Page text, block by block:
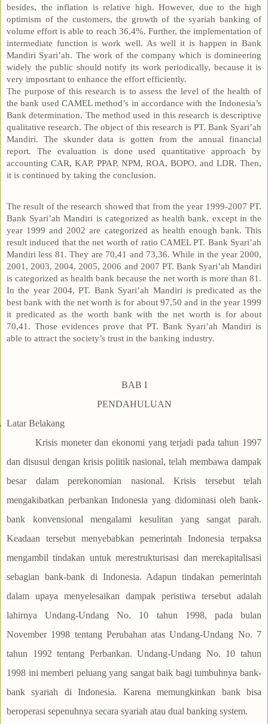
besides, the inflation is relative high. However, due to the high
optimism of the customers, the growth of the syariah banking of
volume effort is able to reach 36,4%. Further, the implementation of
intermediate function is work well. As well it is happen in Bank
Mandiri Syari’ah. The work of the company which is domineering
widely the public should notify its work periodically, because it is
very imposrtant to enhance the effort efficiently.
The purpose of this research is to assess the level of the health of
the bank used CAMEL method’s in accordance with the Indonesia’s
Bank determination. The method used in this research is descriptive
qualitative research. The object of this research is PT. Bank Syari’ah
Mandiri. The skunder data is gotten from the annual financial
report. The evaluation is done used quantitative approach by
accounting CAR, KAP, PPAP, NPM, ROA, BOPO, and LDR. Then,
it is continued by taking the conclusion.
The result of the research showed that from the year 1999-2007 PT.
Bank Syari’ah Mandiri is categorized as health bank, except in the
year 1999 and 2002 are categorized as health enough bank. This
result induced that the net worth of ratio CAMEL PT. Bank Syari’ah
Mandiri less 81. They are 70,41 and 73,36. While in the year 2000,
2001, 2003, 2004, 2005, 2006 and 2007 PT. Bank Syari’ah Mandiri
is categorized as health bank because the net worth is more than 81.
In the year 2004, PT. Bank Syari’ah Mandiri is predicated as the
best bank with the net worth is for about 97,50 and in the year 1999
it predicated as the worth bank with the net worth is for about
70,41. Those evidences prove that PT. Bank Syari’ah Mandiri is
able to attract the society’s trust in the banking industry.
BAB I
PENDAHULUAN
Latar Belakang
Krisis moneter dan ekonomi yang terjadi pada tahun 1997
dan disusul dengan krisis politik nasional, telah membawa dampak
besar dalam perekonomian nasional. Krisis tersebut telah
mengakibatkan perbankan Indonesia yang didominasi oleh bank-
bank konvensional mengalami kesulitan yang sangat parah.
Keadaan tersebut menyebabkan pemerintah Indonesia terpaksa
mengambil tindakan untuk merestrukturisasi dan merekapitalisasi
sebagian bank-bank di Indonesia. Adapun tindakan pemerintah
dalam upaya menyelesaikan dampak peristiwa tersebut adalah
lahirnya Undang-Undang No. 10 tahun 1998, pada bulan
November 1998 tentang Perubahan atas Undang-Undang No. 7
tahun 1992 tentang Perbankan. Undang-Undang No. 10 tahun
1998 ini memberi peluang yang sangat baik bagi tumbuhnya bank-
bank syariah di Indonesia. Karena memungkinkan bank bisa
beroperasi sepenuhnya secara syariah atau dual banking system.